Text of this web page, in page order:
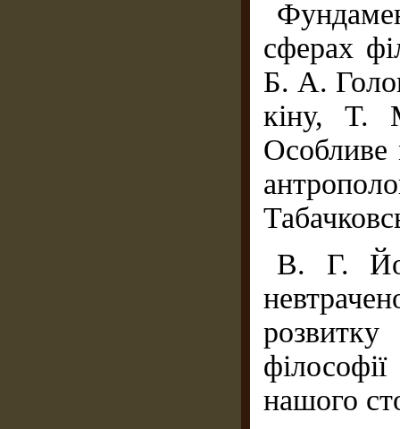
сферах
Б. А.
кіну, Т.
Особливе
В. Г.
розвитку
нашого